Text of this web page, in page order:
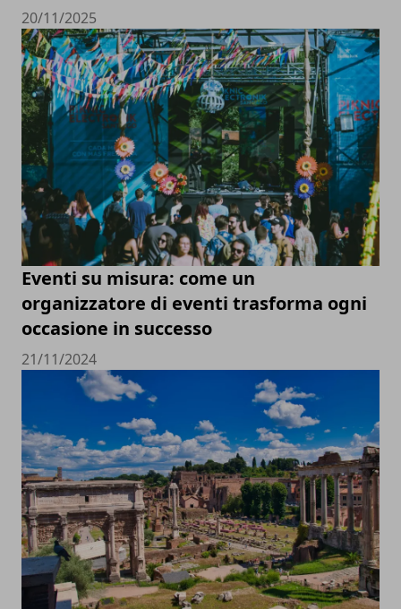
20/11/2025
Eventi su misura: come un
organizzatore di eventi trasforma ogni
occasione in successo
21/11/2024